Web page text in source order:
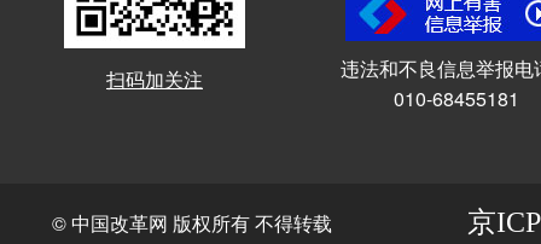
扫码加关注
违法和不良信息举报电
010-68455181
© 中国改革网 版权所有 不得转载 京